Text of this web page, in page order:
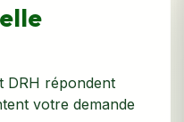
DRH répondent
votre demande